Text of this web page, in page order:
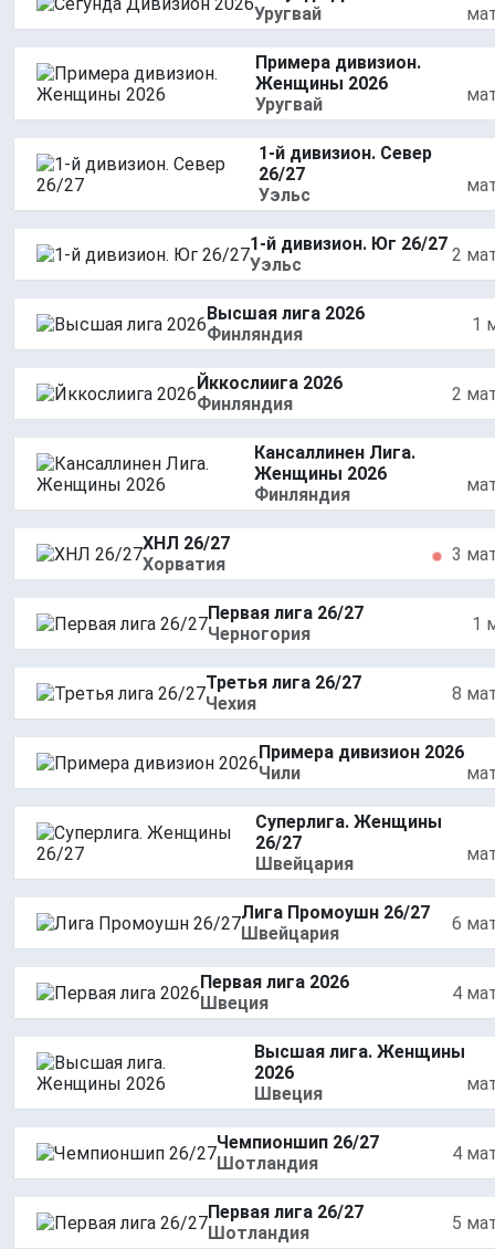
Уругвай
Примера дивизион.
Женщины 2026
Уругвай
1-й дивизион. Север
26/27
Уэльс
1-й дивизион. Юг 26/27
Уэльс
2
Высшая лига 2026
Финляндия
1
Йккослиига 2026
Финляндия
2
Кансаллинен Лига.
Женщины 2026
Финляндия
ХНЛ 26/27
Хорватия
3
Первая лига 26/27
Черногория
1
Третья лига 26/27
Чехия
8
Примера дивизион 2026
Чили
Суперлига. Женщины
26/27
Швейцария
Лига Промоушн 26/27
Швейцария
6
Первая лига 2026
Швеция
4
Высшая лига. Женщины
2026
Швеция
Чемпионшип 26/27
Шотландия
4
Первая лига 26/27
Шотландия
5